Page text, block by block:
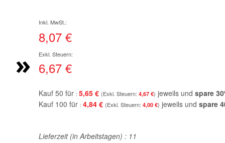
»
8,07 €
6,67 €
Kauf 50 für 5,65 € 4,67 € jeweils und spare 30
Kauf 100 für 4,84 € 4,00 € jeweils und spare
Lieferzeit (in Arbeitstagen) : 11